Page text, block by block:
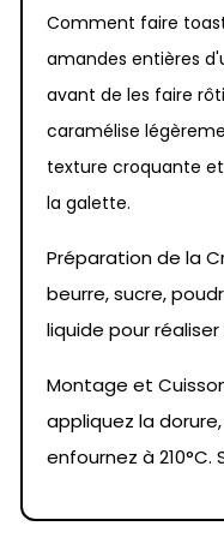
Comment faire
amandes entières
avant de les faire
caramélise
texture croquante
la galette.
Préparation de la
beurre, sucre,
liquide pour
Montage et
appliquez la
enfournez à